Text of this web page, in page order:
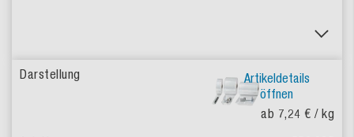
Artikeldetails
öffnen
ab 7,24 € / kg